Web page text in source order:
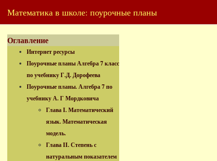
Математика в школе: поурочные планы
Оглавление
Интернет ресурсы
Поурочные планы Алгебра 7 класс
по учебнику Г.Д. Дорофеева
Поурочные планы. Алгебра 7 по
учебнику А. Г Мордковича
Глава I. Математический
язык. Математическая
модель.
Глава II. Степень с
натуральным показателем